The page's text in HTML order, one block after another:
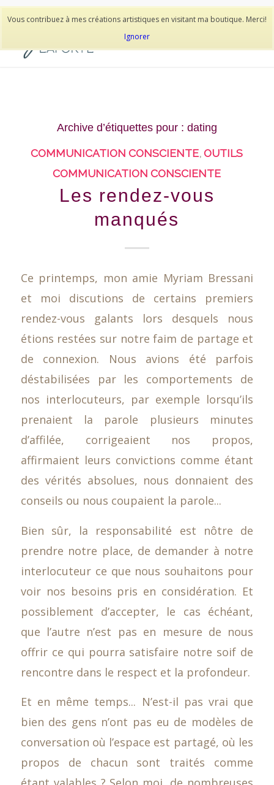
Vous contribuez à mes créations artistiques en visitant ma boutique. Merci!
Ignorer
514-278-9938
Archive d’étiquettes pour : dating
COMMUNICATION CONSCIENTE,OUTILS
COMMUNICATION CONSCIENTE
Les rendez-vous
manqués
Ce printemps, mon amie Myriam Bressani
et moi discutions de certains premiers
rendez-vous galants lors desquels nous
étions restées sur notre faim de partage et
de connexion. Nous avions été parfois
déstabilisées par les comportements de
nos interlocuteurs, par exemple lorsqu’ils
prenaient la parole plusieurs minutes
d’affilée, corrigeaient nos propos,
affirmaient leurs convictions comme étant
des vérités absolues, nous donnaient des
conseils ou nous coupaient la parole...
Bien sûr, la responsabilité est nôtre de
prendre notre place, de demander à notre
interlocuteur ce que nous souhaitons pour
voir nos besoins pris en considération. Et
possiblement d’accepter, le cas échéant,
que l’autre n’est pas en mesure de nous
offrir ce qui pourra satisfaire notre soif de
rencontre dans le respect et la profondeur.
Et en même temps... N’est-il pas vrai que
bien des gens n’ont pas eu de modèles de
conversation où l’espace est partagé, où les
propos de chacun sont traités comme